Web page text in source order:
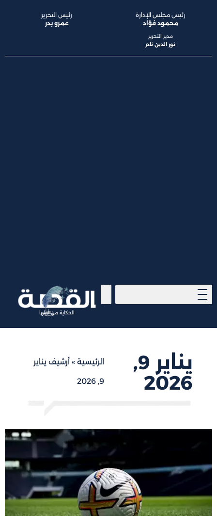
الحكاية من أولها
رئيس مجلس الإدارة
محمود فؤاد
مدير التحرير
نور الدين نادر
رئيس التحرير
عمرو بدر
يناير 9,
2026
الرئيسية» أرشيف يناير
9, 2026